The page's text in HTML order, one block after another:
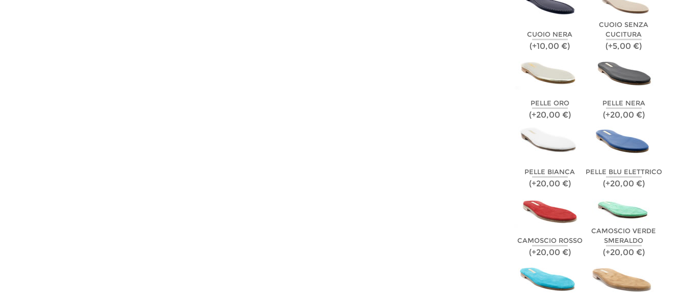
CUOIO NERA
(+10,00 €)
CUOIO SENZA
CUCITURA
(+5,00 €)
PELLE ORO
(+20,00 €)
PELLE NERA
(+20,00 €)
PELLE BIANCA
(+20,00 €)
PELLE BLU ELETTRICO
(+20,00 €)
CAMOSCIO ROSSO
(+20,00 €)
CAMOSCIO VERDE
SMERALDO
(+20,00 €)